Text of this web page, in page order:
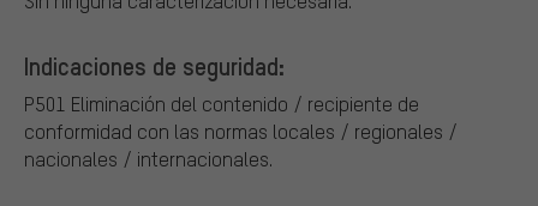
Indicaciones de seguridad:
P501 Eliminación del contenido / recipiente de
conformidad con las normas locales / regionales /
nacionales / internacionales.